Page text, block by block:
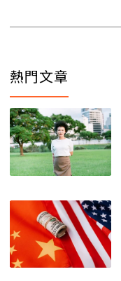
熱門文章